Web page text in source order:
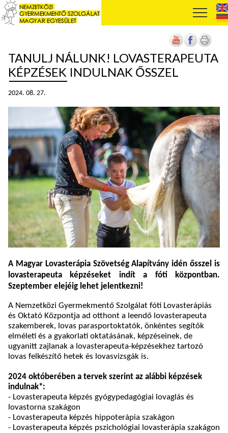
TANULJ NÁLUNK! LOVASTERAPEUTA
KÉPZÉSEK INDULNAK ŐSSZEL
2024. 08. 27.
A Magyar Lovasterápia Szövetség Alapítvány idén ősszel is
lovasterapeuta képzéseket indít a fóti központban.
Szeptember elejéig lehet jelentkezni!
A Nemzetközi Gyermekmentő Szolgálat fóti Lovasterápiás
és Oktató Központja ad otthont a leendő lovasterapeuta
szakemberek, lovas parasportoktatók, önkéntes segítők
elméleti és a gyakorlati oktatásának, képzéseinek, de
ugyanitt zajlanak a lovasterapeuta-képzésekhez tartozó
lovas felkészítő hetek és lovasvizsgák is.
2024 októberében a tervek szerint az alábbi képzések
indulnak*:
- Lovasterapeuta képzés gyógypedagógiai lovaglás és
lovastorna szakágon
- Lovasterapeuta képzés hippoterápia szakágon
- Lovasterapeuta képzés pszichológiai lovasterápia szakágon